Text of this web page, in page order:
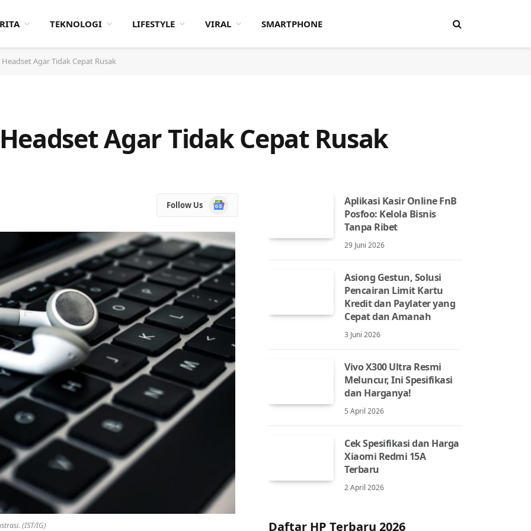
TEKNOLOGI LIFESTYLE VIRAL SMARTPHONE
Agar Tidak Cepat Rusak
Agar Tidak Cepat Rusak
Follow Us
Google
News
(IST/IG)
Aplikasi Kasir Online FnB
Posfoo: Kelola Bisnis
Tanpa Ribet
29 Juni 2026
Asiong Gestun, Solusi
Pencairan Limit Kartu
Kredit dan Paylater yang
Cepat dan Amanah
3 Juni 2026
Vivo X300 Ultra Resmi
Meluncur, Ini Spesifikasi
dan Harganya!
5 April 2026
Cek Spesifikasi dan Harga
Xiaomi Redmi 15A
Terbaru
2 April 2026
Daftar HP Terbaru 2026